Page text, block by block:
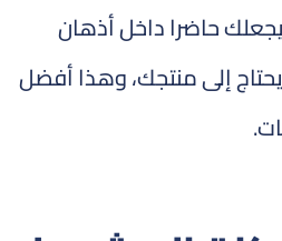
حاضرا داخل أذهان
إلى منتجك، وهذا أفضل